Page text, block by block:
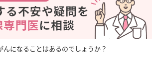
んになることはあるのでしょうか？